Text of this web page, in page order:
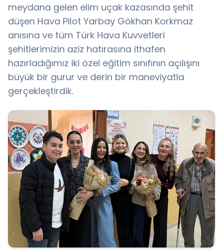
meydana gelen elim uçak kazasında şehit
düşen Hava Pilot Yarbay Gökhan Korkmaz
anısına ve tüm Türk Hava Kuvvetleri
şehitlerimizin aziz hatırasına ithafen
hazırladığımız iki özel eğitim sınıfının açılışını
büyük bir gurur ve derin bir maneviyatla
gerçekleştirdik.